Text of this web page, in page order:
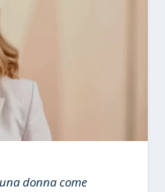
donna come